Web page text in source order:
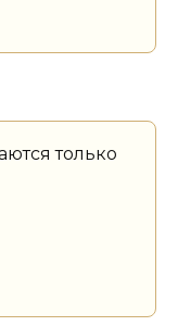
только